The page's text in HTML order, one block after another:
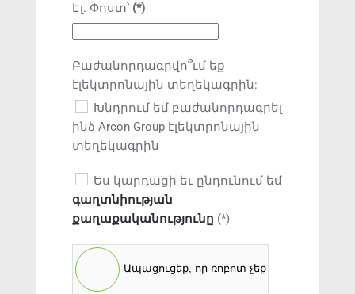
Էլ. Փոստ՝ (*)
Բաժանորդագրվո՞ւմ եք
էլեկտրոնային տեղեկագրին:
Խնդրում եմ բաժանորդագրել
ինձ Arcon Group էլեկտրոնային
տեղեկագրին
Ես կարդացի եւ ընդունում եմ
գաղտնիության
քաղաքականությունը (*)
Ապացուցեք, որ ռոբոտ չեք